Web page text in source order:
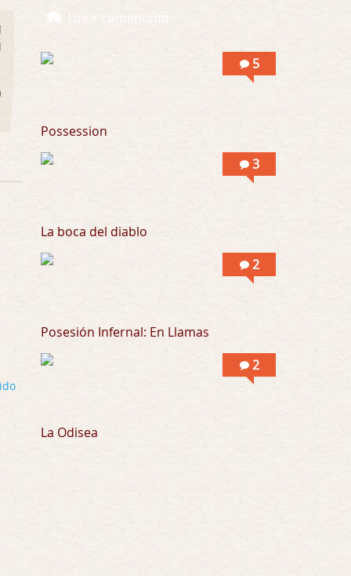
Obsession
Posesión Infernal: En Llamas
Los + comentado
5
Possession
3
La boca del diablo
2
Posesión Infernal: En Llamas
2
La Odisea